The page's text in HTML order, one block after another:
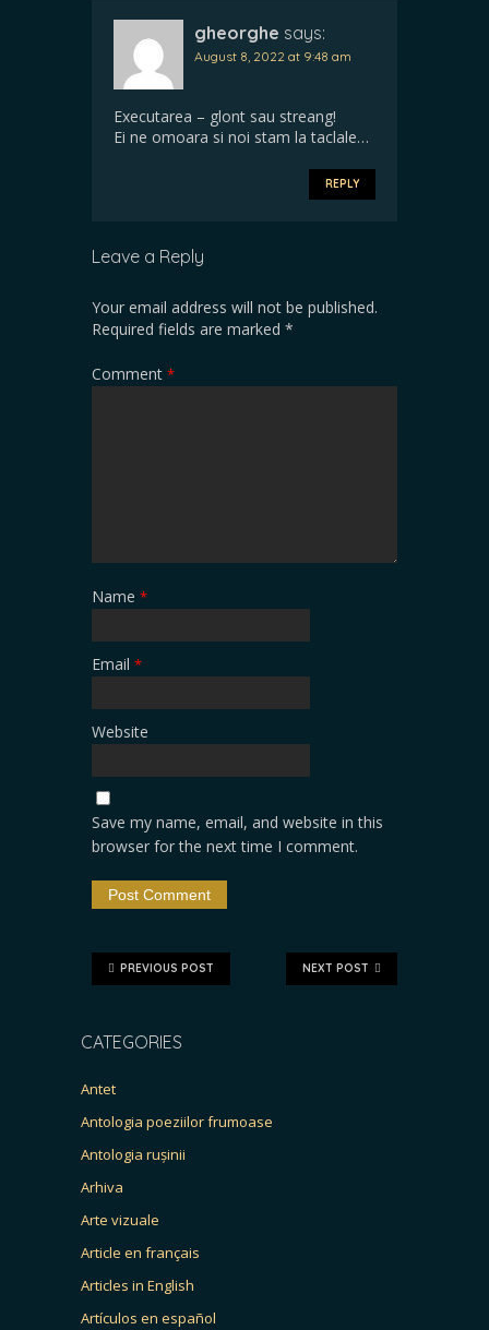
gheorghe says:
August 8, 2022 at 9:48 am
Executarea – glont sau streang!
Ei ne omoara si noi stam la taclale…
REPLY
Leave a Reply
Your email address will not be published.
Required fields are marked *
Comment *
Name *
Email *
Website
Save my name, email, and website in this
browser for the next time I comment.
NEXT POST
PREVIOUS POST
CATEGORIES
Antet
Antologia poeziilor frumoase
Antologia rușinii
Arhiva
Arte vizuale
Article en français
Articles in English
Artículos en español